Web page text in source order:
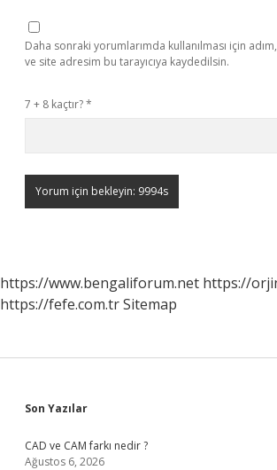
Daha sonraki yorumlarımda kullanılması için
ve site adresim bu tarayıcıya kaydedilsin.
7 + 8 kaçtır?*
https://www.bengaliforum.net https://
https://fefe.com.trSitemap
Sidebar
Son Yazılar
CAD ve CAM farkı nedir ?
Ağustos 6, 2026